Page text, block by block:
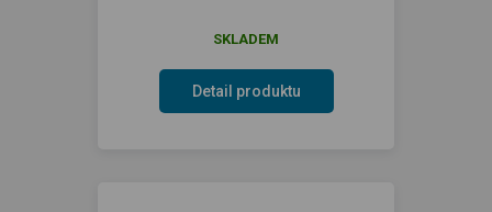
SKLADEM
Detail produktu